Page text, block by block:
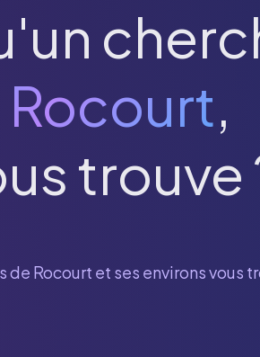
Rocourt,
trouve
de Rocourt et ses environs vous